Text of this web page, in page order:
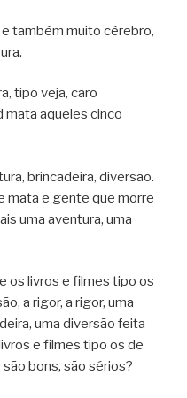
e também muito cérebro,
tipo veja, caro
mata aqueles cinco
brincadeira, diversão.
mata e gente que morre
uma aventura, uma
os livros e filmes tipo os
a rigor, a rigor, uma
uma diversão feita
e filmes tipo os de
bons, são sérios?